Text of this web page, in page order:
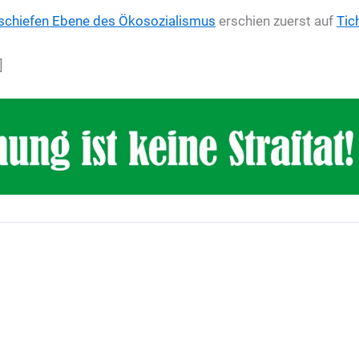
Ebene des Ökosozialismus erschien zuerst auf